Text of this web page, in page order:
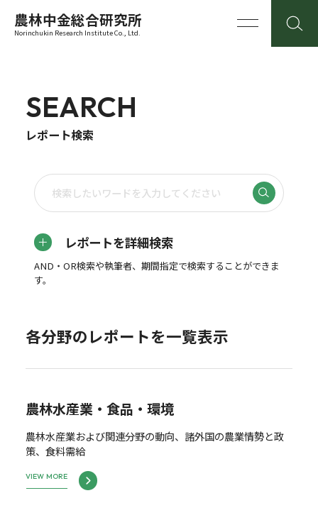
農林中金総合研究所
Norinchukin Research Institute Co., Ltd.
SEARCH
レポート検索
レポートを詳細検索
AND・OR検索や執筆者、期間指定で検索することができま
す。
各分野のレポートを一覧表示
農林水産業・食品・環境
農林水産業および関連分野の動向、諸外国の農業情勢と政
策、食料需給
VIEW MORE